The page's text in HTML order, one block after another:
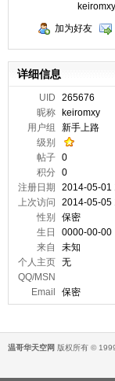
keiromxy
加为好友
详细信息
UID
265676
昵称
keiromxy
用户组
新手上路
级别
帖子 0
积分 0
注册日期
2014-05-01
上次访问
2014-05-05
性别
保密
生日
0000-00-00
来自
未知
个人主页 无
QQ/MSN
Email
保密
温哥华天空网 版权所有 ©